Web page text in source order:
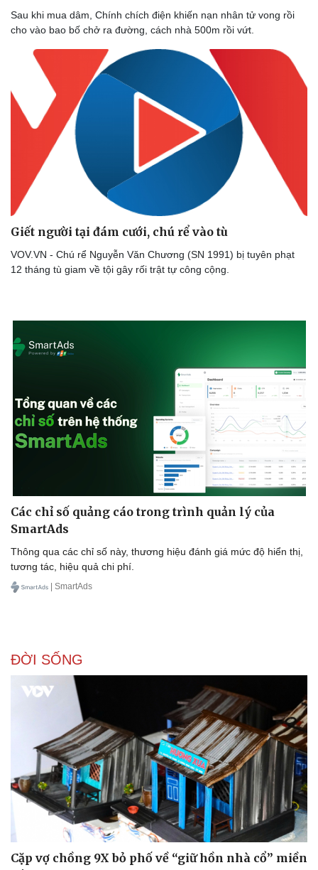
Doanh nghiệp
Thông tin doanh nghiệp
Doanh nghiệp 24h
Doanh nhân
Công nghệ
Sành điệu
Tin Công nghệ
Trải nghiệm
Chuyển đổi số
Sau khi mua dâm, Chính chích điện khiến nạn nhân tử vong rồi
cho vào bao bố chở ra đường, cách nhà 500m rồi vứt.
Giết người tại đám cưới, chú rể vào tù
VOV.VN - Chú rể Nguyễn Văn Chương (SN 1991) bị tuyên phạt
12 tháng tù giam về tội gây rối trật tự công cộng.
Các chỉ số quảng cáo trong trình quản lý của
SmartAds
Thông qua các chỉ số này, thương hiệu đánh giá mức độ hiển thị,
tương tác, hiệu quả chi phí.
| SmartAds
ĐỜI SỐNG
Cặp vợ chồng 9X bỏ phố về “giữ hồn nhà cổ” miền